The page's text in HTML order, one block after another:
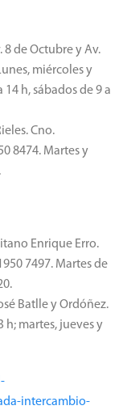
de Octubre y Av.
miércoles y
14 h, sábados de 9 a
Cno.
8474. Martes y
Enrique Erro.
7497. Martes de
Batlle y Ordóñez.
h; martes, jueves y
intercambio-